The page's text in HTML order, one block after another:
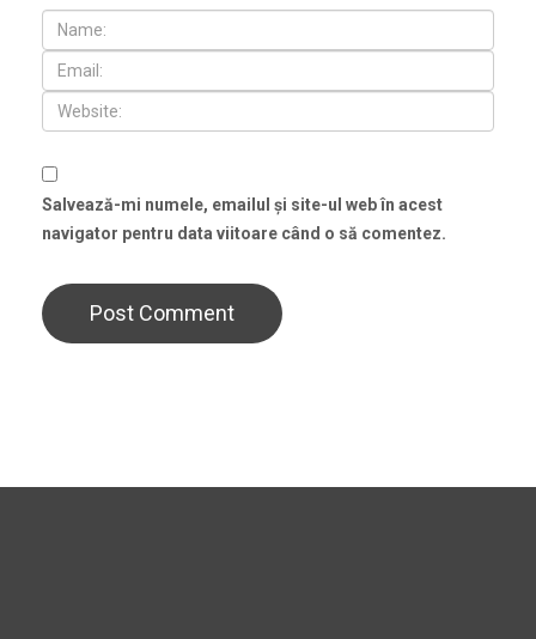
Salvează-mi numele, emailul și site-ul web în acest
navigator pentru data viitoare când o să comentez.